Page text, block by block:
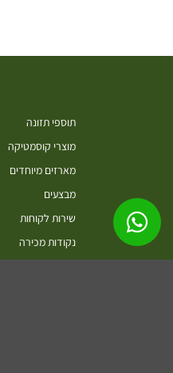
תוספי תזונה
מוצרי קוסמטיקה
מארזים מיוחדים
מבצעים
שירות לקוחות
נקודות מכירה